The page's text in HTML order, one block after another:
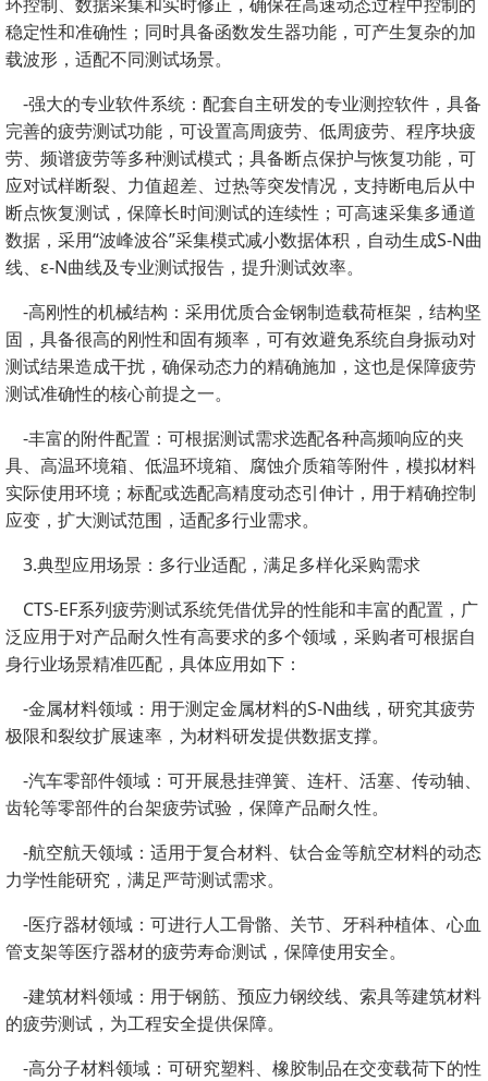
稳定性和准确性；同时具备函数发生器功能，可产生复杂的加
载波形，适配不同测试场景。
-强大的专业软件系统：配套自主研发的专业测控软件，具备
完善的疲劳测试功能，可设置高周疲劳、低周疲劳、程序块疲
劳、频谱疲劳等多种测试模式；具备断点保护与恢复功能，可
应对试样断裂、力值超差、过热等突发情况，支持断电后从中
断点恢复测试，保障长时间测试的连续性；可高速采集多通道
数据，采用“波峰波谷”采集模式减小数据体积，自动生成S-N曲
线、ε-N曲线及专业测试报告，提升测试效率。
-高刚性的机械结构：采用优质合金钢制造载荷框架，结构坚
固，具备很高的刚性和固有频率，可有效避免系统自身振动对
测试结果造成干扰，确保动态力的精确施加，这也是保障疲劳
测试准确性的核心前提之一。
-丰富的附件配置：可根据测试需求选配各种高频响应的夹
具、高温环境箱、低温环境箱、腐蚀介质箱等附件，模拟材料
实际使用环境；标配或选配高精度动态引伸计，用于精确控制
应变，扩大测试范围，适配多行业需求。
3.典型应用场景：多行业适配，满足多样化采购需求
CTS-EF系列疲劳测试系统凭借优异的性能和丰富的配置，广
泛应用于对产品耐久性有高要求的多个领域，采购者可根据自
身行业场景精准匹配，具体应用如下：
-金属材料领域：用于测定金属材料的S-N曲线，研究其疲劳
极限和裂纹扩展速率，为材料研发提供数据支撑。
-汽车零部件领域：可开展悬挂弹簧、连杆、活塞、传动轴、
齿轮等零部件的台架疲劳试验，保障产品耐久性。
-航空航天领域：适用于复合材料、钛合金等航空材料的动态
力学性能研究，满足严苛测试需求。
-医疗器材领域：可进行人工骨骼、关节、牙科种植体、心血
管支架等医疗器材的疲劳寿命测试，保障使用安全。
-建筑材料领域：用于钢筋、预应力钢绞线、索具等建筑材料
的疲劳测试，为工程安全提供保障。
-高分子材料领域：可研究塑料、橡胶制品在交变载荷下的性